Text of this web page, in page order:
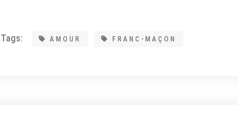
Tags: AMOUR FRANC-MAÇON